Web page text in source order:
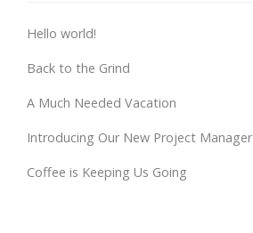
Hello world!
Back to the Grind
A Much Needed Vacation
Introducing Our New Project Manager
Coffee is Keeping Us Going